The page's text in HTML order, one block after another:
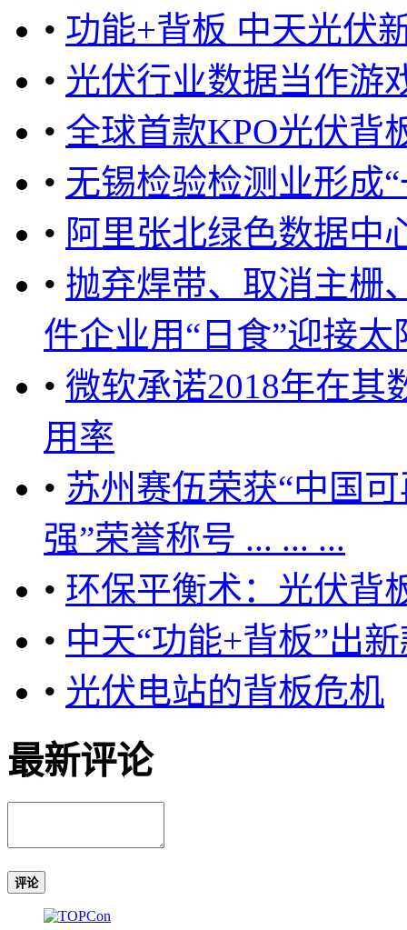
• 功能+背板 中天光伏
• 光伏行业数据当作游
• 全球首款KPO光伏背
• 无锡检验检测业形成
• 阿里张北绿色数据中
• 抛弃焊带、取消主栅
件企业用“日食”迎接太
• 微软承诺2018年在其
用率
• 苏州赛伍荣获“中国
强”荣誉称号 ... ... ...
• 环保平衡术：光伏背
• 中天“功能+背板”出
• 光伏电站的背板危机
最新评论
评论